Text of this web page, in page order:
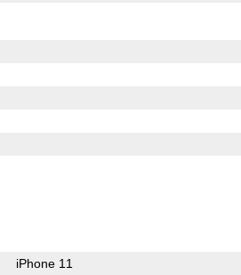
iPhone 11